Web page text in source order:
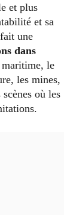
et plus
et sa
une
dans
le
les mines,
où les